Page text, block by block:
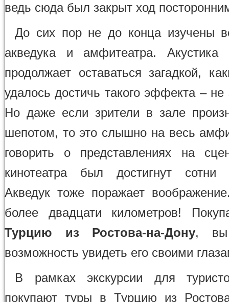
ведь сюда был закрыт ход
До сих пор не до конца изучены
акведука и амфитеатра. Акустика
продолжает оставаться загадкой,
удалось достичь такого эффекта – не
Но даже если зрители в зале
шепотом, то это слышно на весь
говорить о представлениях на
кинотеатра был достигнут сотни
Акведук тоже поражает
более двадцати километров!
Турцию из Ростова-на-Дону, вы
возможность увидеть его своими
В рамках экскурсии для
покупают туры в Турцию из